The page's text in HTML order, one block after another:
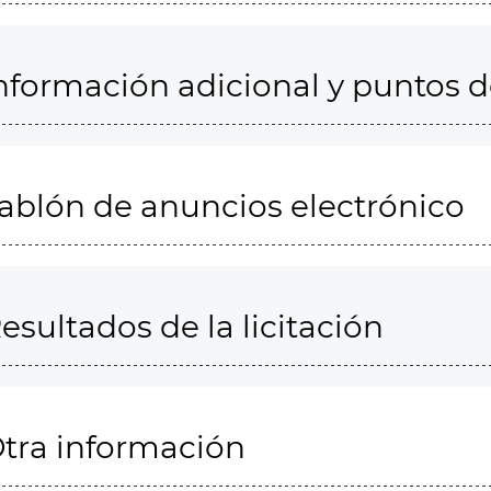
adicional y puntos
de anuncios electrónico
de la licitación
información